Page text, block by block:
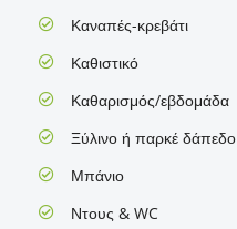
Καναπές-κρεβάτι
Καθιστικό
Καθαρισμός/εβδομάδα
Ξύλινο ή παρκέ δάπεδο
Μπάνιο
Ντους & WC